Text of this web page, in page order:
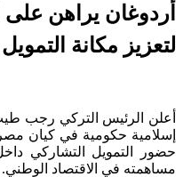
أردوغان يراهن على
لتعزيز مكانة
أعلن الرئيس التركي رجب
إسلامية حكومية في كيان
حضور التمويل التشاركي
مساهمته في الاقتصاد الوطني.